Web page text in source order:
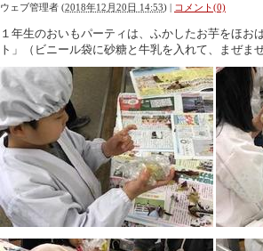
ウェブ管理者 (2018年12月20日 14:53) | コメント(0)
１年生のおいもパーティは、ふかしたお芋をほお
ト」（ビニール袋に砂糖と牛乳を入れて、まぜま